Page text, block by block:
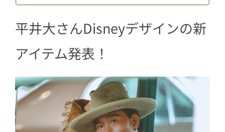
1.3HIRAIDAI / “Mickey Mouse” wood
en KEYCHAIN
平井大さんDisneyデザインの新
アイテム発表！